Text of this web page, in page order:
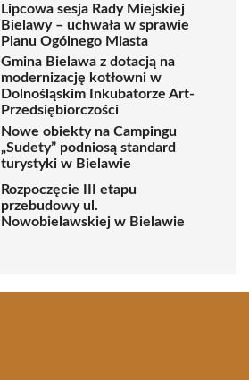
Lipcowa sesja Rady Miejskiej
Bielawy – uchwała w sprawie
Planu Ogólnego Miasta
Gmina Bielawa z dotacją na
modernizację kotłowni w
Dolnośląskim Inkubatorze Art-
Przedsiębiorczości
Nowe obiekty na Campingu
„Sudety” podniosą standard
turystyki w Bielawie
Rozpoczęcie III etapu
przebudowy ul.
Nowobielawskiej w Bielawie